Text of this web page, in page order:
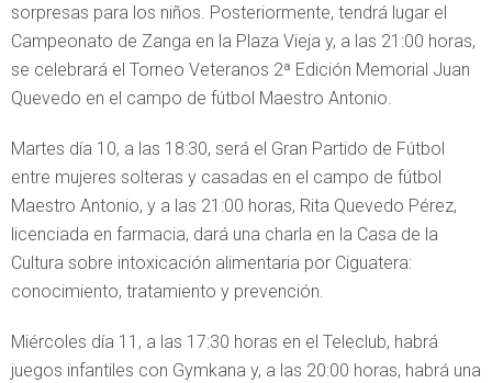
sorpresas para los niños. Posteriormente, tendrá lugar el
Campeonato de Zanga en la Plaza Vieja y, a las 21:00 horas,
se celebrará el Torneo Veteranos 2ª Edición Memorial Juan
Quevedo en el campo de fútbol Maestro Antonio.
Martes día 10, a las 18:30, será el Gran Partido de Fútbol
entre mujeres solteras y casadas en el campo de fútbol
Maestro Antonio, y a las 21:00 horas, Rita Quevedo Pérez,
licenciada en farmacia, dará una charla en la Casa de la
Cultura sobre intoxicación alimentaria por Ciguatera:
conocimiento, tratamiento y prevención.
Miércoles día 11, a las 17:30 horas en el Teleclub, habrá
juegos infantiles con Gymkana y, a las 20:00 horas, habrá una